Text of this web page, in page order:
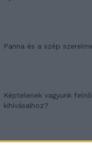
Panna és a szép
Képtelenek vagyunk
kihívásaihoz?
Altatógázos rablások